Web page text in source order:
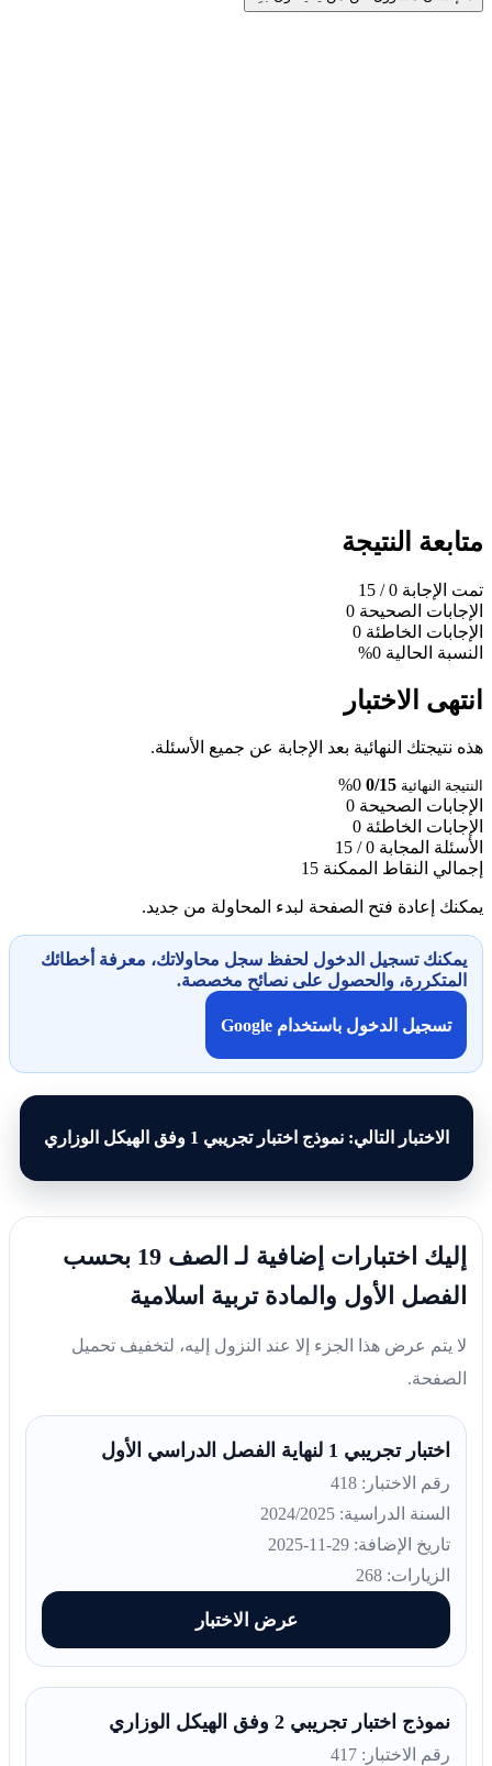
متابعة النتيجة
تمت الإجابة 0
/ 15
الإجابات الصحيحة 0
الإجابات الخاطئة 0
النسبة الحالية 0%
انتهى الاختبار
هذه نتيجتك النهائية بعد الإجابة عن جميع الأسئلة.
النتيجة النهائية 0/15
0%
الإجابات الصحيحة 0
الإجابات الخاطئة 0
الأسئلة المجابة 0 / 15
إجمالي النقاط الممكنة 15
يمكنك إعادة فتح الصفحة لبدء المحاولة من جديد.
يمكنك تسجيل الدخول لحفظ سجل محاولاتك، معرفة أخطائك
المتكررة، والحصول على نصائح مخصصة.
تسجيل الدخول باستخدام Google
الاختبار التالي: نموذج اختبار تجريبي 1 وفق الهيكل الوزاري
إليك اختبارات إضافية لـ الصف 19 بحسب
الفصل الأول والمادة تربية اسلامية
لا يتم عرض هذا الجزء إلا عند النزول إليه، لتخفيف تحميل
الصفحة.
اختبار تجريبي 1 لنهاية الفصل الدراسي الأول
رقم الاختبار: 418
السنة الدراسية: 2024/2025
تاريخ الإضافة: 29-11-2025
الزيارات: 268
عرض الاختبار
نموذج اختبار تجريبي 2 وفق الهيكل الوزاري
رقم الاختبار: 417